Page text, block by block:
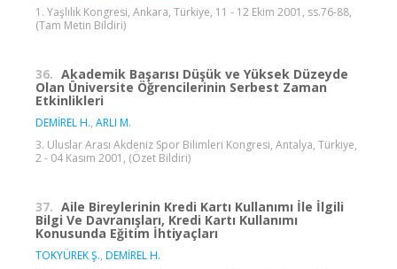
1. Yaşlılık Kongresi, Ankara, Türkiye, 11 - 12 Ekim 2001, ss.76-88,
(Tam Metin Bildiri)
36. Akademik Başarısı Düşük ve Yüksek Düzeyde
Olan Üniversite Öğrencilerinin Serbest Zaman
Etkinlikleri
DEMİREL H., ARLI M.
3. Uluslar Arası Akdeniz Spor Bilimleri Kongresi, Antalya, Türkiye,
2 - 04 Kasım 2001, (Özet Bildiri)
37. Aile Bireylerinin Kredi Kartı Kullanımı İle İlgili
Bilgi Ve Davranışları, Kredi Kartı Kullanımı
Konusunda Eğitim İhtiyaçları
TOKYÜREK Ş., DEMİREL H.